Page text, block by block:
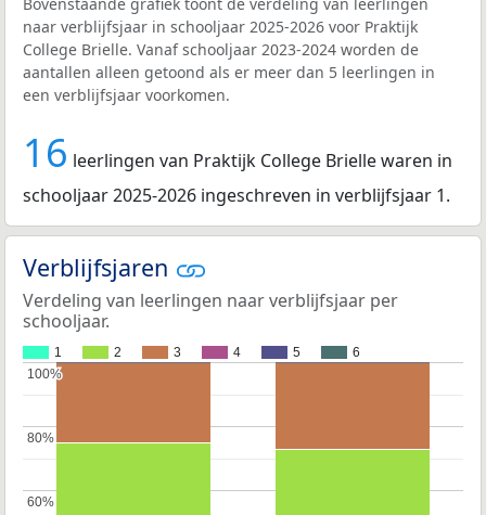
naar verblijfsjaar in schooljaar 2025-2026 voor Praktijk
College Brielle. Vanaf schooljaar 2023-2024 worden de
aantallen alleen getoond als er meer dan 5 leerlingen in
een verblijfsjaar voorkomen.
16 leerlingen van Praktijk College Brielle waren in
schooljaar 2025-2026 ingeschreven in verblijfsjaar 1.
Verblijfsjaren
Verdeling van leerlingen naar verblijfsjaar per
schooljaar.
1 2 3 4 5 6
60%
60%
80%
80%
100%
100%